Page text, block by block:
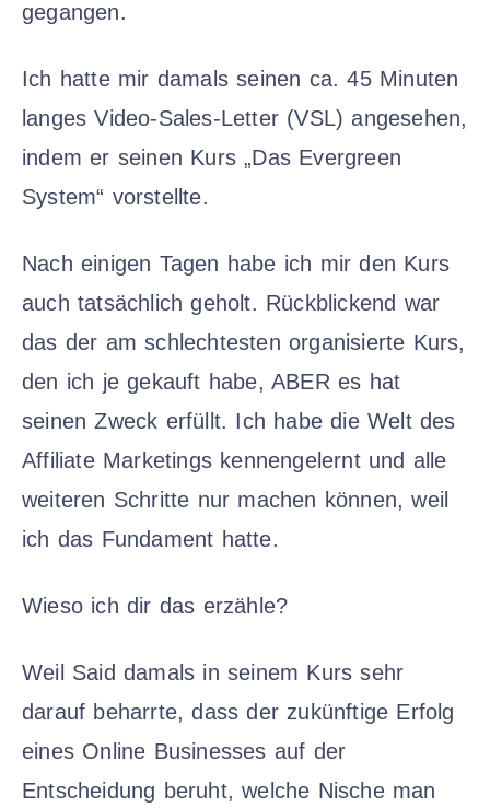
gegangen.
Ich hatte mir damals seinen ca. 45 Minuten
langes Video-Sales-Letter (VSL) angesehen,
indem er seinen Kurs „Das Evergreen
System“ vorstellte.
Nach einigen Tagen habe ich mir den Kurs
auch tatsächlich geholt. Rückblickend war
das der am schlechtesten organisierte Kurs,
den ich je gekauft habe, ABER es hat
seinen Zweck erfüllt. Ich habe die Welt des
Affiliate Marketings kennengelernt und alle
weiteren Schritte nur machen können, weil
ich das Fundament hatte.
Wieso ich dir das erzähle?
Weil Said damals in seinem Kurs sehr
darauf beharrte, dass der zukünftige Erfolg
eines Online Businesses auf der
Entscheidung beruht, welche Nische man